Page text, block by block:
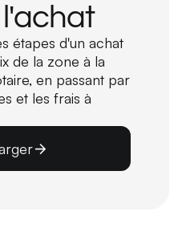
étapes d'un achat
de la zone à la
en passant par
et les frais à